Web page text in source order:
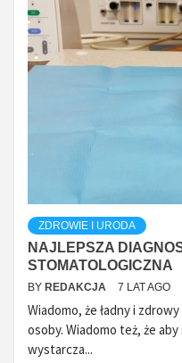
ZDROWIE I URODA
NAJLEPSZA
STOMATOLOGICZNA
BY REDAKCJA 7 LAT AGO
Wiadomo, że ładny i
osoby. Wiadomo też, że
wystarcza...